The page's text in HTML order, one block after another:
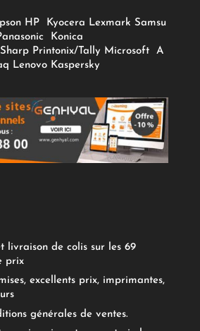
HP Kyocera Lexmark Samsu
Konica
Sharp Printonix/Tally Microsoft
A
Lenovo Kaspersky
livraison de colis sur les 69
prix
excellents prix, imprimantes,
générales de ventes.